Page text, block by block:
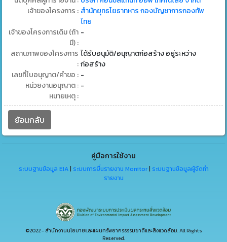
เจ้าของโครงการ : สำนักยุทธโยธาทหาร กองบัญชาการกองทัพ
ไทย
เจ้าของโครงการเดิม (ถ้า
มี) :
-
สถานภาพของโครงการ
:
ได้รับอนุมัติ/อนุญาตก่อสร้าง อยู่ระหว่าง
ก่อสร้าง
เลขที่ใบอนุญาต/คำขอ : -
หน่วยงานอนุญาต : -
หมายเหตุ :
ย้อนกลับ
คู่มือการใช้งาน
ระบบฐานข้อมูล EIA| ระบบการยื่นรายงาน Monitor| ระบบฐานข้อมูลผู้จัดทำ
รายงาน
©2022 - สำนักงานนโยบายและแผนทรัพยากรธรรมชาติและสิ่งแวดล้อม. All Rights
Reserved.